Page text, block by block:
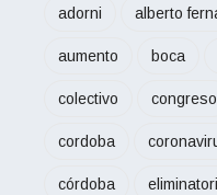
adorni alberto
aumento boca
colectivo congreso
cordoba
córdoba